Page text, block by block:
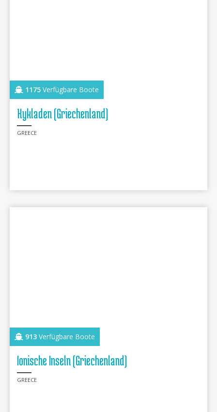
1175 Verfügbare Boote
Kykladen (Griechenland)
GREECE
913 Verfügbare Boote
Ionische Inseln (Griechenland)
GREECE